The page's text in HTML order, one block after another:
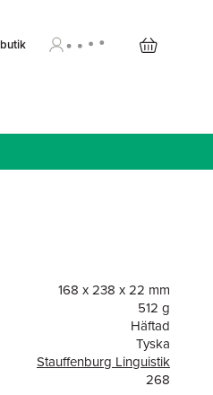
168 x 238 x 22 mm
512 g
Häftad
Tyska
Stauffenburg Linguistik
268